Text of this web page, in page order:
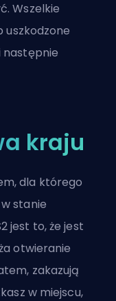
Wszelkie
uszkodzone
następnie
kraju
dla którego
stanie
jest to, że jest
otwieranie
zakazują
w miejscu,